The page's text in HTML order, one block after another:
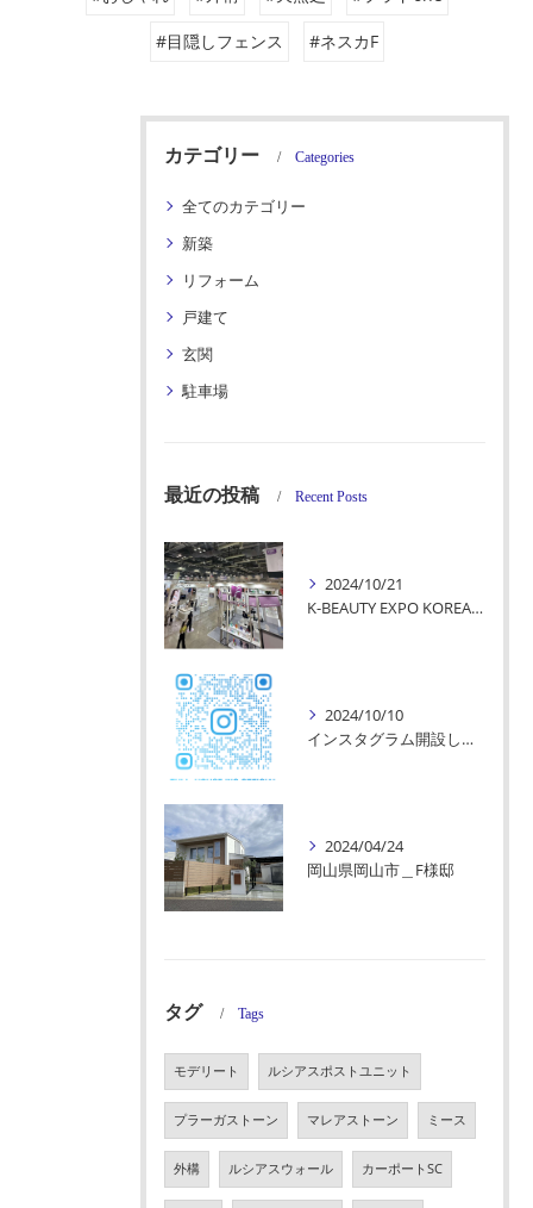
#目隠しフェンス #ネスカF
カテゴリー Categories
全てのカテゴリー
新築
リフォーム
戸建て
玄関
駐車場
最近の投稿 Recent Posts
2024/10/21
K-BEAUTY EXPO KOREAに参加してきました！
2024/10/10
インスタグラム開設しました！
2024/04/24
岡山県岡山市＿F様邸
タグ Tags
モデリート ルシアスポストユニット
プラーガストーン マレアストーン ミース
外構 ルシアスウォール カーポートSC